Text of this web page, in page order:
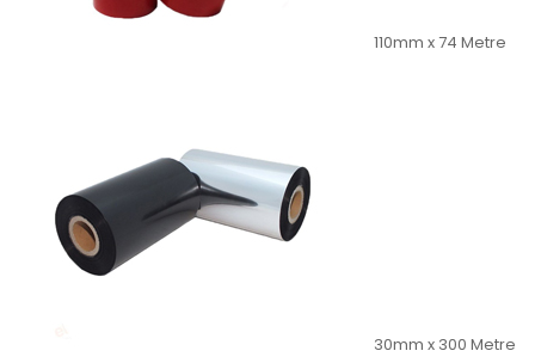
110mm x 74 Metre
30mm x 300 Metre